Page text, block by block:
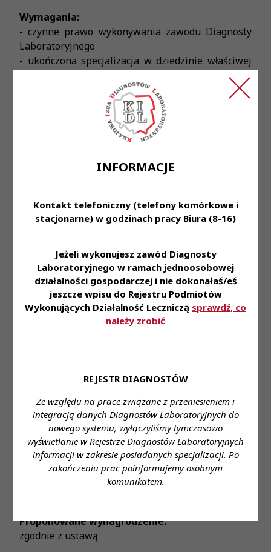
INFORMACJE
Kontakt telefoniczny (telefony komórkowe i
stacjonarne) w godzinach pracy Biura (8-16)
Jeżeli wykonujesz zawód Diagnosty
Laboratoryjnego w ramach jednoosobowej
działalności gospodarczej i nie dokonałaś/eś
jeszcze wpisu do Rejestru Podmiotów
Wykonujących Działalność Leczniczą sprawdź, co
należy zrobić
REJESTR DIAGNOSTÓW
Ze względu na prace związane z przeniesieniem i
integracją danych Diagnostów Laboratoryjnych do
nowego systemu, wyłączyliśmy tymczasowo
wyświetlanie w Rejestrze Diagnostów Laboratoryjnych
informacji w zakresie posiadanych specjalizacji. Po
zakończeniu prac poinformujemy osobnym
komunikatem.
Wymagania:
- czynne prawo wykonywania zawodu Diagnosty
Laboratoryjnego
- ukończona specjalizacja w dziedzinie właściwej
- doświadczenie w pracy w laboratorium
- umiejętności zarządzania zespołem
- rozwinięte zdolności komunikacyjne (przy
- umiejętności obsługi komputera – MS Word, MS
podległego zespołu
- zaangażowanie w wykonywane obowiązki
- stabilne zatrudnienie na podstawie umowy o
pracę
- pracę na najnowocześniejszym sprzęcie
diagnostycznym dostępnym na rynku
- duży stopień samodzielności i odpowiedzialności
- dofinansowanie do ubezpieczenia na życie oraz
- możliwość korzystania z prywatnej opieki
medycznej
Miejsce zatrudnienia:
Otwock
Wymagane wykształcenie:
Proponowane wynagrodzenie:
zgodnie z ustawą